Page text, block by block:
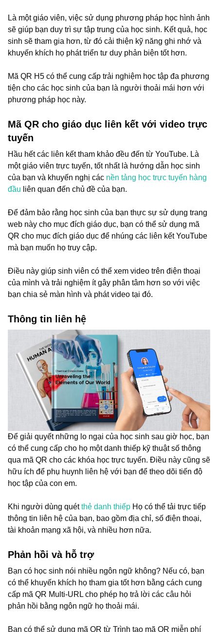
Là một giáo viên, việc sử dụng phương pháp học hình ảnh
sẽ giúp bạn duy trì sự tập trung của học sinh. Kết quả, học
sinh sẽ tham gia hơn, từ đó cải thiện kỹ năng ghi nhớ và
khuyến khích họ phát triển tư duy phản biện tốt hơn.
Mã QR H5 có thể cung cấp trải nghiệm học tập đa phương
tiện cho các học sinh của bạn là người thoải mái hơn với
phương pháp học này.
Mã QR cho giáo dục liên kết với video trực
tuyến
Hầu hết các liên kết tham khảo đều đến từ YouTube. Là
một giáo viên trực tuyến, tốt nhất là hướng dẫn học sinh
của bạn và khuyến nghị các nền tảng học trực tuyến hàng
đầu liên quan đến chủ đề của bạn.
Để đảm bảo rằng học sinh của bạn thực sự sử dụng trang
web này cho mục đích giáo dục, bạn có thể sử dụng mã
QR cho mục đích giáo dục để nhúng các liên kết YouTube
mà bạn muốn họ truy cập.
Điều này giúp sinh viên có thể xem video trên điện thoại
của mình và trải nghiệm ít gây phân tâm hơn so với việc
bạn chia sẻ màn hình và phát video tại đó.
Thông tin liên hệ
Để giải quyết những lo ngại của học sinh sau giờ học, bạn
có thể cung cấp cho họ một danh thiếp kỹ thuật số thông
qua mã QR cho các khóa học trực tuyến. Điều này cũng sẽ
hữu ích để phụ huynh liên hệ với bạn để theo dõi tiến độ
học tập của con em.
Khi người dùng quétthẻ danh thiếp Họ có thể tải trực tiếp
thông tin liên hệ của bạn, bao gồm địa chỉ, số điện thoại,
tài khoản mạng xã hội, và nhiều hơn nữa.
Phản hồi và hỗ trợ
Bạn có học sinh nói nhiều ngôn ngữ không? Nếu có, bạn
có thể khuyến khích họ tham gia tốt hơn bằng cách cung
cấp mã QR Multi-URL cho phép họ trả lời các câu hỏi
phản hồi bằng ngôn ngữ họ thoải mái.
Bạn có thể sử dụng mã QR từ Trình tạo mã QR miễn phí